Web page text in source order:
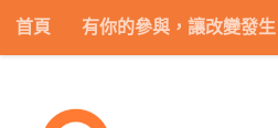
Skip to content
首頁 有你的參與，讓改變發生